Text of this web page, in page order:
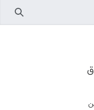
جستجو